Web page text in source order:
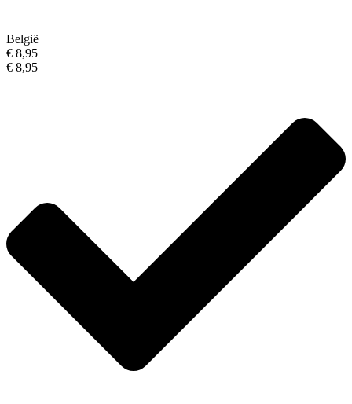
België
€ 8,95
€ 8,95